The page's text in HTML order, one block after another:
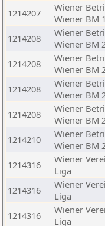
1214207
Wiener
Wiener BM
1214208
Wiener
Wiener BM
1214208
Wiener
Wiener BM
1214208
Wiener
Wiener BM
1214208
Wiener
Wiener BM
1214210
Wiener
Wiener BM
1214316
Wiener
Liga
1214316
Wiener
Liga
1214316
Wiener
Liga